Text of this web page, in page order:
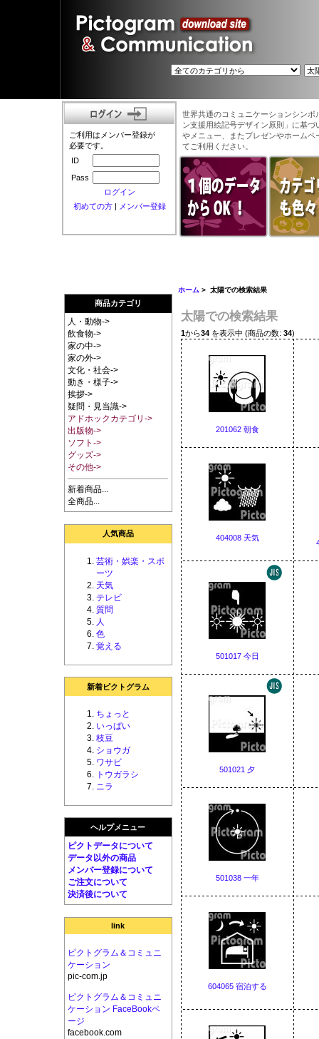
ご利用はメンバー登録が
必要です。
ID
Pass
ログイン
初めての方| メンバー登録
世界共通のコミュニケーションシン
ン支援用絵記号デザイン原則」に基
やメニュー、またプレゼンやホーム
てご利用ください。
商品カテゴリ
人・動物->
飲食物->
家の中->
家の外->
文化・社会->
動き・様子->
挨拶->
疑問・見当識->
アドホックカテゴリ->
出版物->
ソフト->
グッズ->
その他->
新着商品...
全商品...
人気商品
芸術・娯楽・スポ
ーツ
天気
テレビ
質問
人
色
覚える
新着ピクトグラム
ちょっと
いっぱい
枝豆
ショウガ
ワサビ
トウガラシ
ニラ
ヘルプメニュー
ピクトデータについて
データ以外の商品
メンバー登録について
ご注文について
決済後について
link
ピクトグラム＆コミュニ
ケーション
pic-com.jp
ピクトグラム＆コミュニ
ケーション FaceBookペ
ージ
facebook.com
ホーム > 太陽での検索結果
太陽での検索結果
1から34を表示中 (商品の数: 34)
201062 朝食
404008 天気
501017 今日
501021 夕
501038 一年
604065 宿泊する